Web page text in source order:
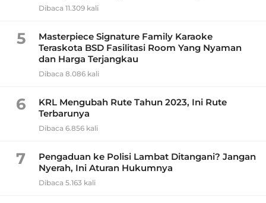
Dibaca 11.309 kali
5
Masterpiece Signature Family Karaoke
Teraskota BSD Fasilitasi Room Yang Nyaman
dan Harga Terjangkau
Dibaca 8.086 kali
6
KRL Mengubah Rute Tahun 2023, Ini Rute
Terbarunya
Dibaca 6.856 kali
7
Pengaduan ke Polisi Lambat Ditangani? Jangan
Nyerah, Ini Aturan Hukumnya
Dibaca 5.163 kali